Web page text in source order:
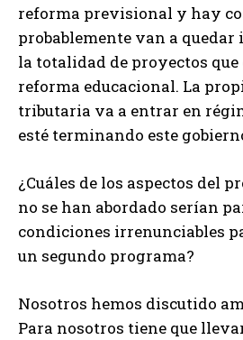
reforma previsional y hay
probablemente van a quedar
la totalidad de proyectos
reforma educacional. La
tributaria va a entrar en
esté terminando este
¿Cuáles de los aspectos del
no se han abordado serían
condiciones irrenunciables
un segundo programa?
Nosotros hemos discutido
Para nosotros tiene que